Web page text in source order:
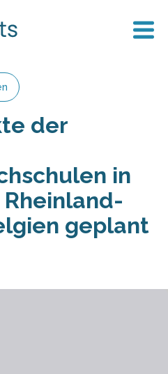
der
in
geplant